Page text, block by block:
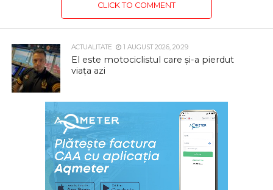
CLICK TO COMMENT
ACTUALITATE 1 AUGUST 2026, 20:29
El este motociclistul care și-a pierdut
viața azi